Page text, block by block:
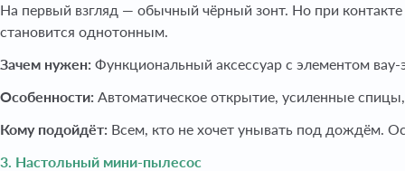
На первый взгляд — обычный чёрный зонт. Но при
становится однотонным.
Зачем нужен: Функциональный аксессуар с элементом
Особенности: Автоматическое открытие, усиленные
Кому подойдёт: Всем, кто не хочет унывать под дождём.
3. Настольный мини-пылесос